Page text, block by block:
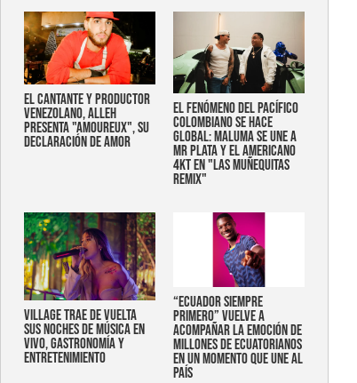
EL CANTANTE Y PRODUCTOR
VENEZOLANO, ALLEH
PRESENTA "AMOUREUX", SU
DECLARACIÓN DE AMOR
EL FENÓMENO DEL PACÍFICO
COLOMBIANO SE HACE
GLOBAL: MALUMA SE UNE A
MR PLATA Y EL AMERICANO
4KT EN "LAS MUÑEQUITAS
REMIX"
Village trae de vuelta
sus noches de música en
vivo, gastronomía y
entretenimiento
“Ecuador siempre
primero” vuelve a
acompañar la emoción de
millones de ecuatorianos
en un momento que une al
país